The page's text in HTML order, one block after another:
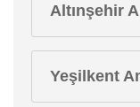
Altınşehir
Yeşilkent